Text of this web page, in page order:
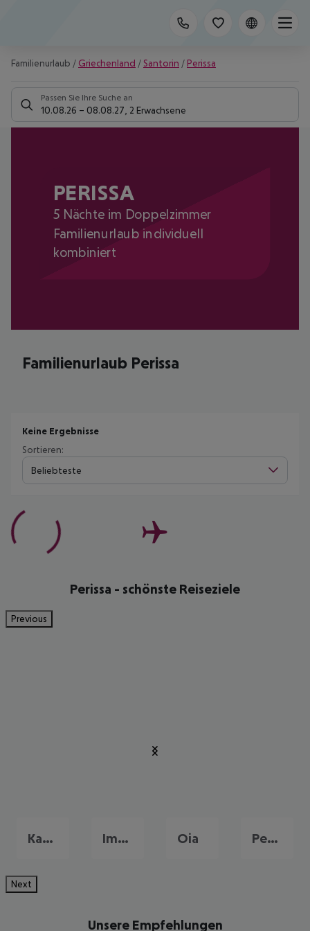
Familienurlaub / Griechenland / Santorin / Perissa
Passen Sie Ihre Suche an
10.08.26 – 08.08.27 2 Erwachsene
PERISSA
5 Nächte im Doppelzimmer
Familienurlaub individuell
kombiniert
Familienurlaub Perissa
Keine Ergebnisse
Sortieren:
Beliebteste
Perissa - schönste Reiseziele
Previous
Kamari Imerovigli Oia Perivolos
Next
Unsere Empfehlungen